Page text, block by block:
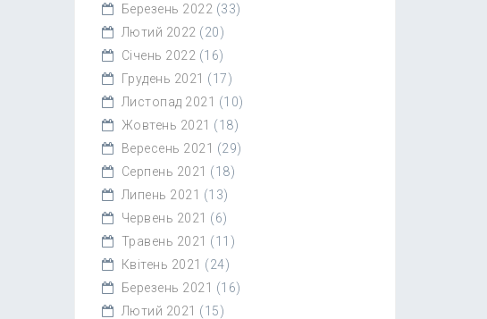
Березень 2022 (33)
Лютий 2022 (20)
Січень 2022 (16)
Грудень 2021 (17)
Листопад 2021 (10)
Жовтень 2021 (18)
Вересень 2021 (29)
Серпень 2021 (18)
Липень 2021 (13)
Червень 2021 (6)
Травень 2021 (11)
Квітень 2021 (24)
Березень 2021 (16)
Лютий 2021 (15)